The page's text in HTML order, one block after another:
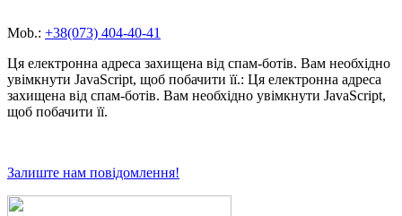
Mob.: +38(073) 404-40-41
Ця електронна адреса захищена від спам-ботів. Вам необхідно
увімкнути JavaScript, щоб побачити її.: Ця електронна адреса
захищена від спам-ботів. Вам необхідно увімкнути JavaScript,
щоб побачити її.
Залиште нам повідомлення!